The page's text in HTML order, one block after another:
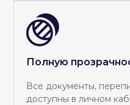
Полную
Все документы,
доступны в личном